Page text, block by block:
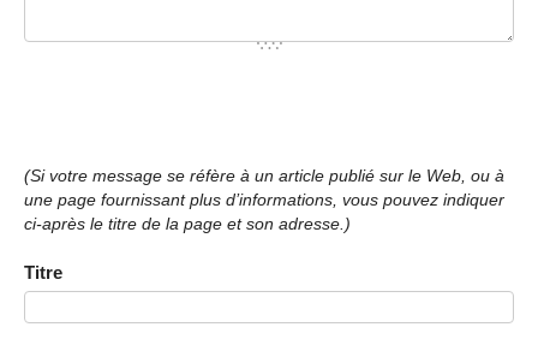
(Si votre message se réfère à un article publié sur le Web, ou à
une page fournissant plus d’informations, vous pouvez indiquer
ci-après le titre de la page et son adresse.)
Titre